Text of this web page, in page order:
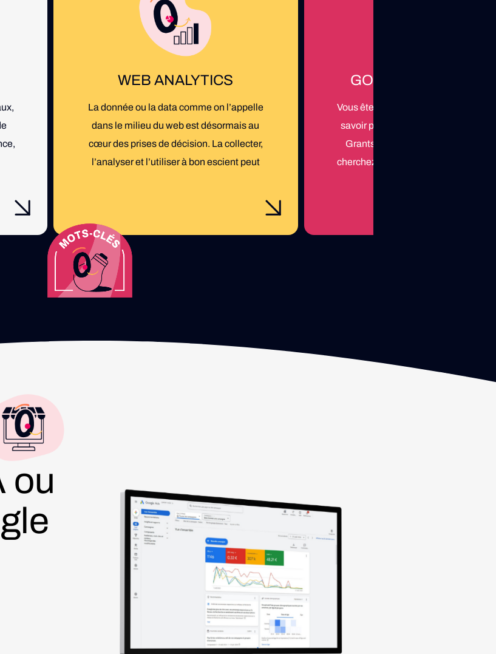
WEB ANALYTICS
La donnée ou la data comme on l’appelle
dans le milieu du web est désormais au
cœur des prises de décision. La collecter,
l’analyser et l’utiliser à bon escient peut
Analytics pour installer et paramétrer une
GOOGLE AD
Vous êtes une association et
savoir plus sur le programme
Grants et comment en bénéficier ?
cherchez pas plus loin, vous avez
ou